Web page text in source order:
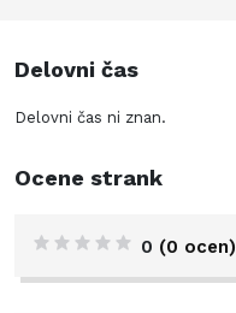
Delovni čas
Delovni čas ni znan.
Ocene strank
0 (0 ocen)